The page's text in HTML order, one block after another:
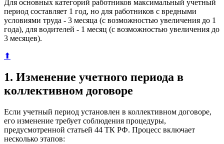
Для основных категорий работников максимальный учетный
период составляет 1 год, но для работников с вредными
условиями труда - 3 месяца (с возможностью увеличения до 1
года), для водителей - 1 месяц (с возможностью увеличения до
3 месяцев).
⬆
1. Изменение учетного периода в
коллективном договоре
Если учетный период установлен в коллективном договоре,
его изменение требует соблюдения процедуры,
предусмотренной статьей 44 ТК РФ. Процесс включает
несколько этапов: